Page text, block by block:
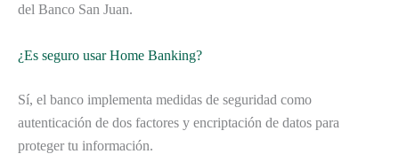
del Banco San Juan.
¿Es seguro usar Home Banking?
Sí, el banco implementa medidas de seguridad como
autenticación de dos factores y encriptación de datos para
proteger tu información.